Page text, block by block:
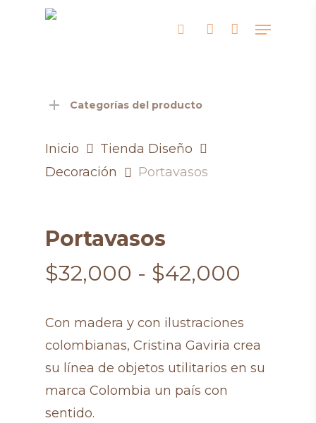
searchaccount
Menu
Categorías del producto
Inicio
Tienda Diseño
Decoración
Portavasos
Portavasos
$32,000 - $42,000
desde
hasta
Con madera y con ilustraciones
colombianas, Cristina Gaviria crea
su línea de objetos utilitarios en su
marca Colombia un país con
sentido.